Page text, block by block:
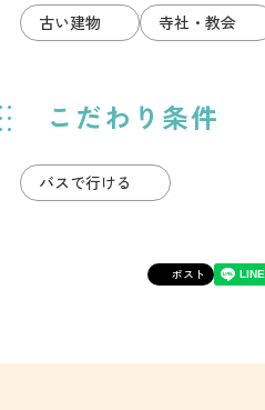
古い建物 寺社・教会
こだわり条件
バスで行ける
ポスト